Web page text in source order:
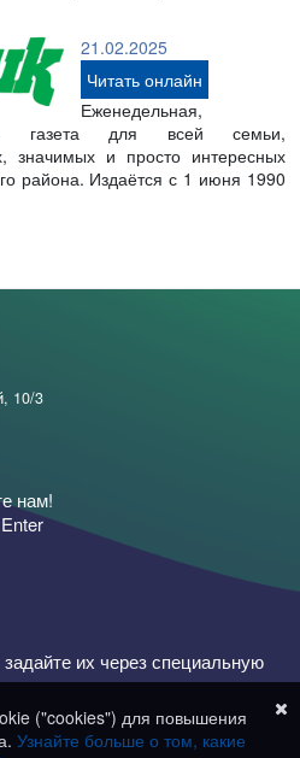
21.02.2025
Читать онлайн
Еженедельная,
газета для всей семьи,
значимых и просто интересных
района. Издаётся с 1 июня 1990
10/3
нам!
их через специальную
("cookies") для повышения
Узнайте больше о том, какие